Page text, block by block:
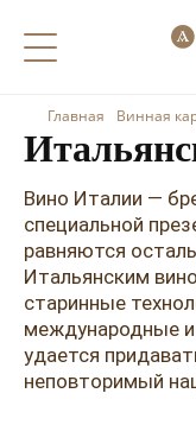
Чай
Кофе
Херес
Виски
Коньяк
Текила
Главная Винная
Вино Италии —
специальной
равняются
Итальянским
старинные
международные и
удается
неповторимый